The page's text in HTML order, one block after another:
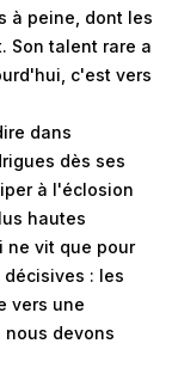
à peine, dont les
Son talent rare a
c'est vers
dans
dès ses
à l'éclosion
hautes
ne vit que pour
: les
vers une
nous devons